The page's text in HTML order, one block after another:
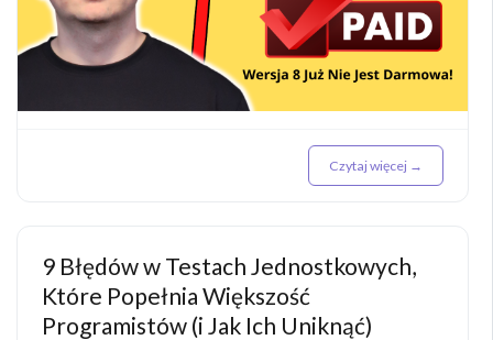
Czytaj więcej →
9 Błędów w Testach Jednostkowych,
Które Popełnia Większość
Programistów (i Jak Ich Uniknąć)